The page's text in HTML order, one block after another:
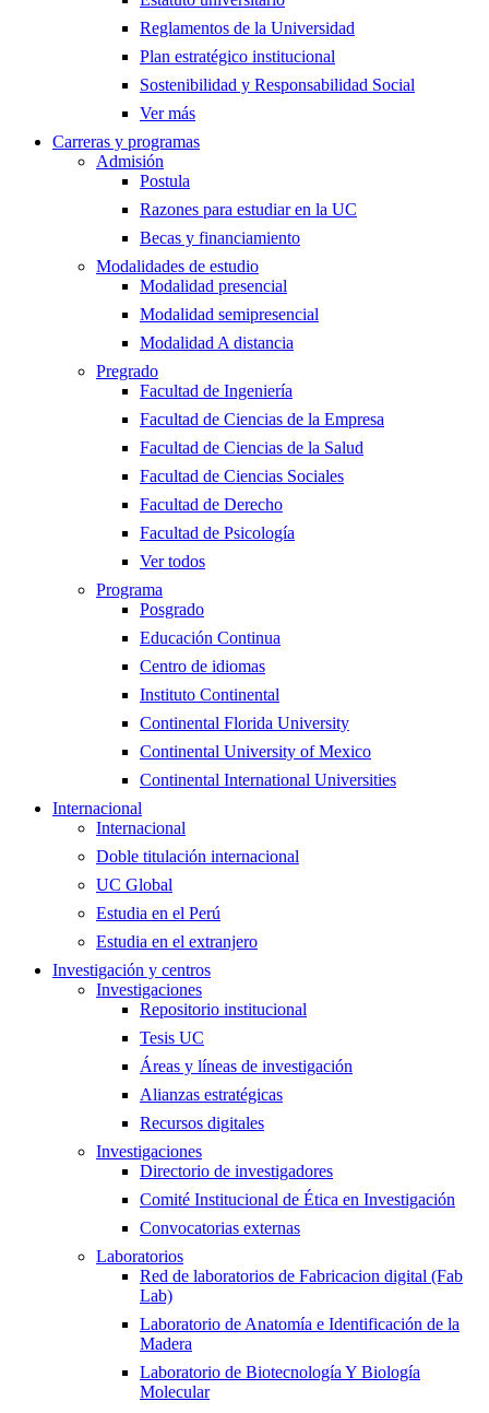
Reglamentos de la Universidad
Plan estratégico institucional
Sostenibilidad y Responsabilidad Social
Ver más
Carreras y programas
Admisión
Postula
Razones para estudiar en la UC
Becas y financiamiento
Modalidades de estudio
Modalidad presencial
Modalidad semipresencial
Modalidad A distancia
Pregrado
Facultad de Ingeniería
Facultad de Ciencias de la Empresa
Facultad de Ciencias de la Salud
Facultad de Ciencias Sociales
Facultad de Derecho
Facultad de Psicología
Ver todos
Programa
Posgrado
Educación Continua
Centro de idiomas
Instituto Continental
Continental Florida University
Continental University of Mexico
Continental International Universities
Internacional
Internacional
Doble titulación internacional
UC Global
Estudia en el Perú
Estudia en el extranjero
Investigación y centros
Investigaciones
Repositorio institucional
Tesis UC
Áreas y líneas de investigación
Alianzas estratégicas
Recursos digitales
Investigaciones
Directorio de investigadores
Comité Institucional de Ética en Investigación
Convocatorias externas
Laboratorios
Red de laboratorios de Fabricacion digital (Fab
Lab)
Laboratorio de Anatomía e Identificación de la
Madera
Laboratorio de Biotecnología Y Biología
Molecular